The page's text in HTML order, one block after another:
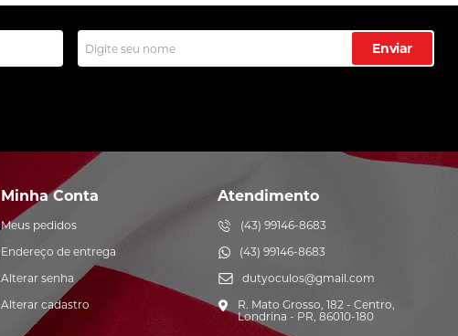
Enviar
Minha Conta
Meus pedidos
Endereço de entrega
Alterar senha
Alterar cadastro
Atendimento
(43) 99146-8683
(43) 99146-8683
dutyoculos@gmail.com
R. Mato Grosso, 182 - Centro,
Londrina - PR, 86010-180